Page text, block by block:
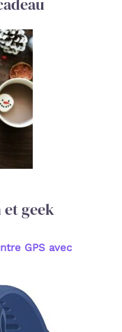
et geek
GPS avec